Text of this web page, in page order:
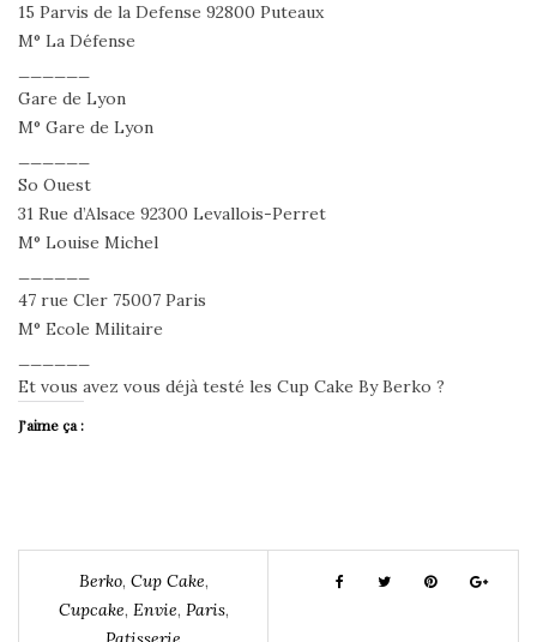
15 Parvis de la Defense 92800 Puteaux ‎
M° La Défense
Gare de Lyon
M° Gare de Lyon
So Ouest
31 Rue d’Alsace 92300 Levallois-Perret
M° Louise Michel
47 rue Cler 75007 Paris
M° Ecole Militaire
Et vous avez vous déjà testé les Cup Cake By Berko ?
J’aime ça :
Berko, Cup Cake,
Cupcake, Envie, Paris,